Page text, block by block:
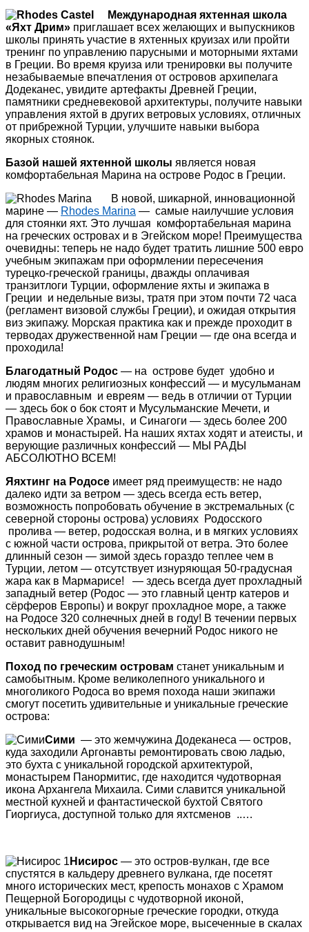
Международная яхтенная школа
«Яхт Дрим» приглашает всех желающих и выпускников
школы принять участие в яхтенных круизах или пройти
тренинг по управлению парусными и моторными яхтами
в Греции. Во время круиза или тренировки вы получите
незабываемые впечатления от островов архипелага
Додеканес, увидите артефакты Древней Греции,
памятники средневековой архитектуры, получите навыки
управления яхтой в других ветровых условиях, отличных
от прибрежной Турции, улучшите навыки выбора
якорных стоянок.
Базой нашей яхтенной школы является новая
комфортабельная Марина на острове Родос в Греции.
В новой, шикарной, инновационной
марине — Rhodes Marina — самые наилучшие условия
для стоянки яхт. Это лучшая комфортабельная марина
на греческих островах и в Эгейском море! Преимущества
очевидны: теперь не надо будет тратить лишние 500 евро
учебным экипажам при оформлении пересечения
турецко-греческой границы, дважды оплачивая
транзитлоги Турции, оформление яхты и экипажа в
Греции и недельные визы, тратя при этом почти 72 часа
(регламент визовой службы Греции), и ожидая открытия
виз экипажу. Морская практика как и прежде проходит в
терводах дружественной нам Греции — где она всегда и
проходила!
Благодатный Родос — на острове будет удобно и
людям многих религиозных конфессий — и мусульманам
и православным и евреям — ведь в отличии от Турции
— здесь бок о бок стоят и Мусульманские Мечети, и
Православные Храмы, и Синагоги — здесь более 200
храмов и монастырей. На наших яхтах ходят и атеисты, и
верующие различных конфессий — МЫ РАДЫ
АБСОЛЮТНО ВСЕМ!
Яяхтинг на Родосе имеет ряд преимуществ: не надо
далеко идти за ветром — здесь всегда есть ветер,
возможность попробовать обучение в экстремальных (с
северной стороны острова) условиях Родосского
пролива — ветер, родосская волна, и в мягких условиях
с южной части острова, прикрытой от ветра. Это более
длинный сезон — зимой здесь гораздо теплее чем в
Турции, летом — отсутствует изнуряющая 50-градусная
жара как в Мармарисе! — здесь всегда дует прохладный
западный ветер (Родос — это главный центр катеров и
сёрферов Европы) и вокруг прохладное море, а также
на Родосе 320 солнечных дней в году! В течении первых
нескольких дней обучения вечерний Родос никого не
оставит равнодушным!
Поход по греческим островам станет уникальным и
самобытным. Кроме великолепного уникального и
многоликого Родоса во время похода наши экипажи
смогут посетить удивительные и уникальные греческие
острова:
Сими — это жемчужина Додеканеса — остров,
куда заходили Аргонавты ремонтировать свою ладью,
это бухта с уникальной городской архитектурой,
монастырем Панормитис, где находится чудотворная
икона Архангела Михаила. Сими славится уникальной
местной кухней и фантастической бухтой Святого
Гиоргиуса, доступной только для яхтсменов ..…
Нисирос — это остров-вулкан, где все
спустятся в кальдеру древнего вулкана, где посетят
много исторических мест, крепость монахов с Храмом
Пещерной Богородицы с чудотворной иконой,
уникальные высокогорные греческие городки, откуда
открывается вид на Эгейское море, высеченные в скалах